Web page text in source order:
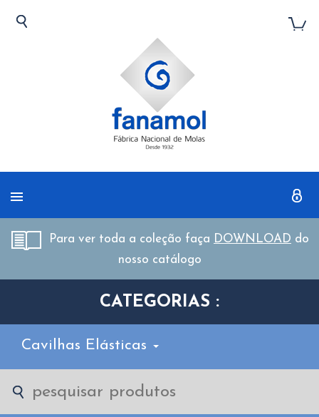
Para ver toda a coleção faça DOWNLOAD do
nosso catálogo
CATEGORIAS :
Cavilhas Elásticas